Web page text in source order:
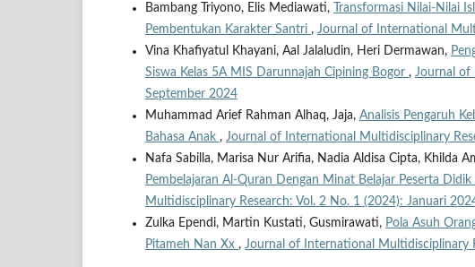
Bambang Triyono, Elis Mediawati,
Transformasi Nilai-Nilai
Pembentukan Karakter Santri , Journal of International
Vina Khafiyatul Khayani, Aal Jalaludin, Heri Dermawan,
Siswa Kelas 5A MIS Darunnajah Cipining Bogor , Journal of
September 2024
Muhammad Arief Rahman Alhaq, Jaja, Analisis Pengaruh
Bahasa Anak , Journal of International Multidisciplinary
Nafa Sabilla, Marisa Nur Arifia, Nadia Aldisa Cipta, Khilda
Pembelajaran Al-Quran Dengan Minat Belajar Peserta
Multidisciplinary Research: Vol. 2 No. 1 (2024): Januari
Zulka Ependi, Martin Kustati, Gusmirawati, Pola Asuh
Pitameh Nan Xx , Journal of International Multidisciplinary